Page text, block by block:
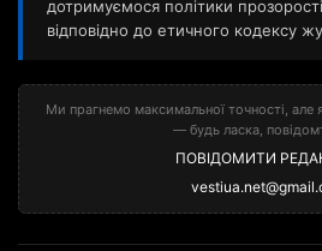
дотримуємося політики
відповідно до етичного кодексу
Ми прагнемо максимальної точності,
— будь ласка,
ПОВІДОМИТИ